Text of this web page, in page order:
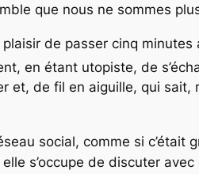
que nous ne sommes
de passer cinq minutes
en étant utopiste, de
et, de fil en aiguille, qui sait,
social, comme si c’était
s’occupe de discuter